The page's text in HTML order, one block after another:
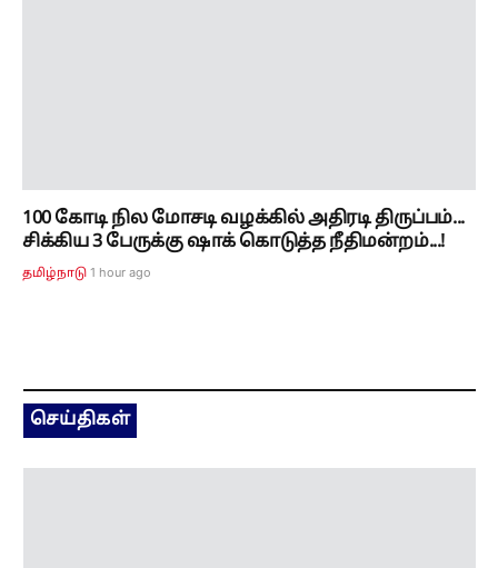
100 கோடி நில மோசடி வழக்கில் அதிரடி திருப்பம்...
சிக்கிய 3 பேருக்கு ஷாக் கொடுத்த நீதிமன்றம்...!
தமிழ்நாடு 1 hour ago
செய்திகள்